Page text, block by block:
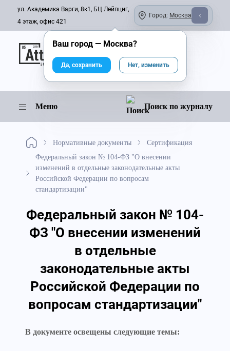
ул. Академика Варги, 8к1, БЦ Лейпциг,
4 этаж, офис 421
Город: Москва
Онлайн-журнал
Меню Поиск по журналу
Нормативные документы
Сертификация
Федеральный закон № 104-ФЗ "О внесении
изменений в отдельные законодательные акты
Российской Федерации по вопросам
стандартизации"
Федеральный закон № 104-
ФЗ "О внесении изменений
в отдельные
законодательные акты
Российской Федерации по
вопросам стандартизации"
В документе освещены следующие темы:
Ваш город — Москва?
Да, сохранить Нет, изменить